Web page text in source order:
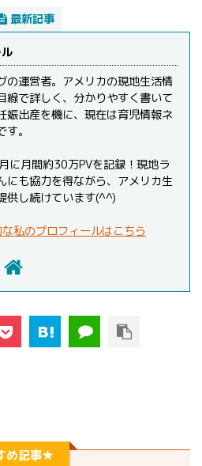
最新記事
の運営者。アメリカの現地生活情
線で詳しく、分かりやすく書いて
娠出産を機に、現在は育児情報ネ
。
に月間約30万PVを記録！現地ラ
にも協力を得ながら、アメリカ生
供し続けています(^^)
私のプロフィールはこちら
め記事★